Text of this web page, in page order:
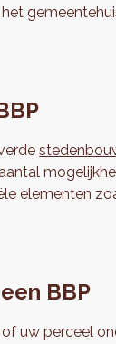
elementen
BBP
uw perceel